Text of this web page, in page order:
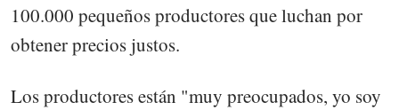
100.000 pequeños productores que luchan por
obtener precios justos.
Los productores están "muy preocupados, yo soy